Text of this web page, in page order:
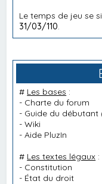
Le temps de jeu se
31/03/110
# Les bases :
- Charte du forum
- Guide du débutant
-Wiki
-Aide PluzIn
# Les textes légaux :
- Constitution
- État du droit